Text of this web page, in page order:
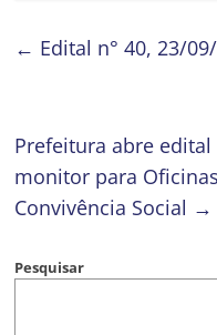
← Edital n° 40, 23/
Prefeitura abre
monitor para
Convivência Social →
Pesquisar